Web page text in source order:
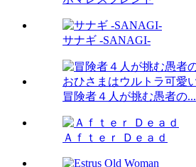
サナギ -SANAGI-
冒険者４人が挑む愚者の...
Ａｆｔｅｒ Ｄｅａｄ